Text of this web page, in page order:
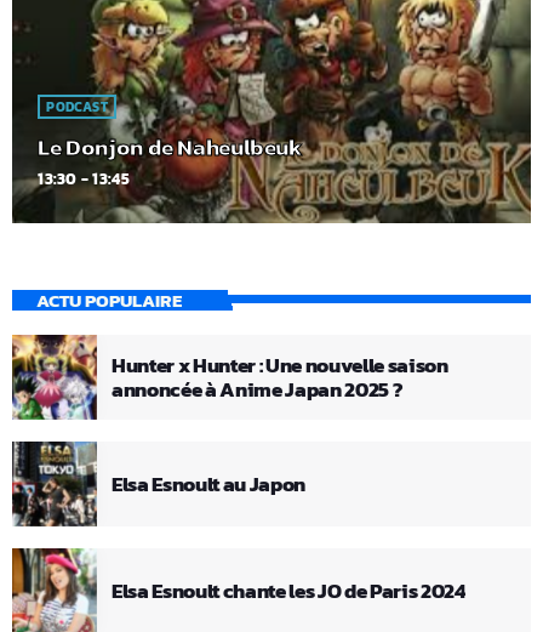
PODCAST
Le Donjon de Naheulbeuk
13:30 - 13:45
ACTU POPULAIRE
Hunter x Hunter : Une nouvelle saison
annoncée à Anime Japan 2025 ?
Elsa Esnoult au Japon
Elsa Esnoult chante les JO de Paris 2024